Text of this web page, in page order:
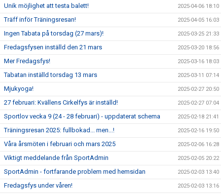
Unik möjlighet att testa balett! 2025-04-06 18:10
Träff inför Träningsresan! 2025-04-05 16:03
Ingen Tabata på torsdag (27 mars)! 2025-03-25 21:33
Fredagsfysen inställd den 21 mars 2025-03-20 18:56
Mer Fredagsfys! 2025-03-16 18:03
Tabatan inställd torsdag 13 mars 2025-03-11 07:14
Mjukyoga! 2025-02-27 20:50
27 februari: Kvällens Cirkelfys är inställd! 2025-02-27 07:04
Sportlov vecka 9 (24 - 28 februari) - uppdaterat schema 2025-02-18 21:41
Träningsresan 2025: fullbokad... men...! 2025-02-16 19:50
Våra årsmöten i februari och mars 2025 2025-02-06 16:28
Viktigt meddelande från SportAdmin 2025-02-05 20:22
SportAdmin - fortfarande problem med hemsidan 2025-02-03 13:40
Fredagsfys under våren! 2025-02-03 13:16